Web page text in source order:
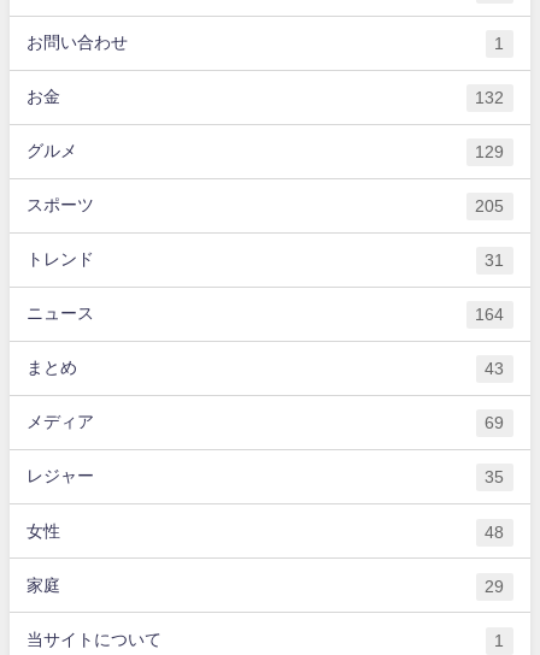
お問い合わせ 1
お金 132
グルメ 129
スポーツ 205
トレンド 31
ニュース 164
まとめ 43
メディア 69
レジャー 35
女性 48
家庭 29
当サイトについて 1